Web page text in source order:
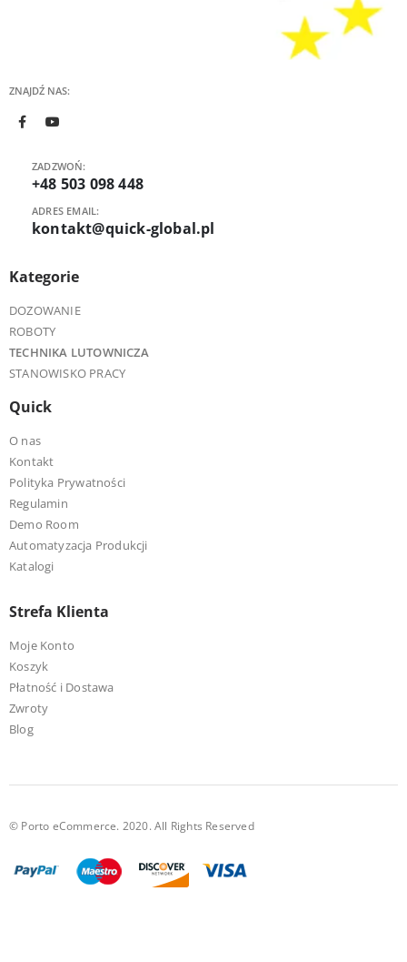
ZNAJDŹ NAS:
ZADZWOŃ:
+48 503 098 448
ADRES EMAIL:
kontakt@quick-global.pl
Kategorie
DOZOWANIE
ROBOTY
TECHNIKA LUTOWNICZA
STANOWISKO PRACY
Quick
O nas
Kontakt
Polityka Prywatności
Regulamin
Demo Room
Automatyzacja Produkcji
Katalogi
Strefa Klienta
Moje Konto
Koszyk
Płatność i Dostawa
Zwroty
Blog
© Porto eCommerce. 2020. All Rights Reserved